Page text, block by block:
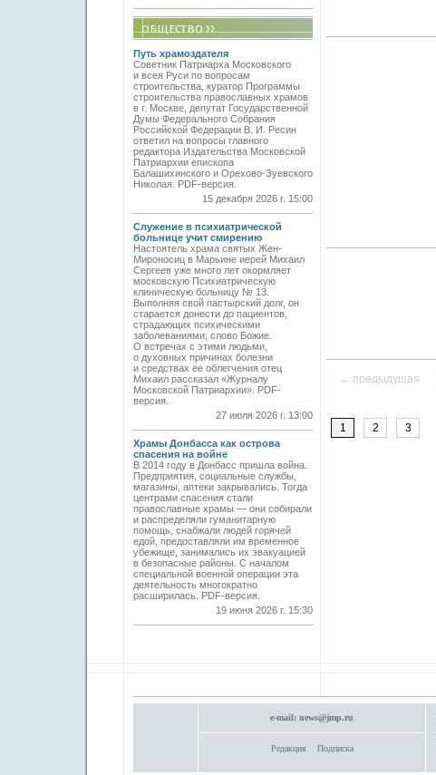
Путь храмоздателя
Советник Патриарха Московского
и всея Руси по вопросам
строительства, куратор Программы
строительства православных храмов
в г. Москве, депутат Государственной
Думы Федерального Собрания
Российской Федерации В. И. Ресин
ответил на вопросы главного
редактора Издательства Московской
Патриархии епископа
Балашихинского и Орехово-Зуевского
Николая. PDF-версия.
15 декабря 2026 г. 15:00
Служение в психиатрической
больнице учит смирению
Настоятель храма святых Жен-
Мироносиц в Марьине иерей Михаил
Сергеев уже много лет окормляет
московскую Психиатрическую
клиническую больницу № 13.
Выполняя свой пастырский долг, он
старается донести до пациентов,
страдающих психическими
заболеваниями, слово Божие.
О встречах с этими людьми,
о духовных причинах болезни
и средствах ее облегчения отец
Михаил рассказал «Журналу
Московской Патриархии». PDF-
версия.
27 июля 2026 г. 13:00
Храмы Донбасса как острова
спасения на войне
В 2014 году в Донбасс пришла война.
Предприятия, социальные службы,
магазины, аптеки закрывались. Тогда
центрами спасения стали
православные храмы — они собирали
и распределяли гуманитарную
помощь, снабжали людей горячей
едой, предоставляли им временное
убежище, занимались их эвакуацией
в безопасные районы. С началом
специальной военной операции эта
деятельность многократно
расширилась. PDF-версия.
19 июня 2026 г. 15:30
← предыдущая
1 2 3
e-mail: news@jmp.ru
Редакция Подписка